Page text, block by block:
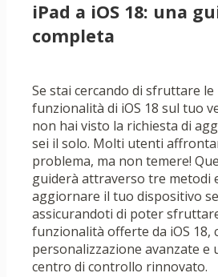
iPad a iOS 18: una
completa
Se stai cercando di sfruttare
funzionalità di iOS 18 sul tuo
non hai visto la richiesta di
sei il solo. Molti utenti
problema, ma non temere!
guiderà attraverso tre metodi
aggiornare il tuo dispositivo
assicurandoti di poter
funzionalità offerte da iOS 18,
personalizzazione avanzate e
centro di controllo rinnovato.